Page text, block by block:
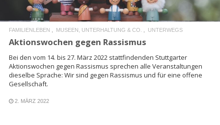
FAMILIENLEBEN MUSEEN, UNTERHALTUNG & CO. UNTERWEGS
Aktionswochen gegen Rassismus
Bei den vom 14. bis 27. März 2022 stattfindenden Stuttgarter
Aktionswochen gegen Rassismus sprechen alle Veranstaltungen
dieselbe Sprache: Wir sind gegen Rassismus und für eine offene
Gesellschaft.
2. MÄRZ 2022